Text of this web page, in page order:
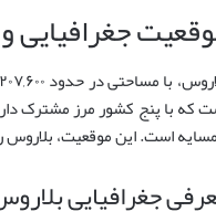
جغرافیایی
که با پنج کشور مرز مشترک
است. این موقعیت، بلاروس
جغرافیایی